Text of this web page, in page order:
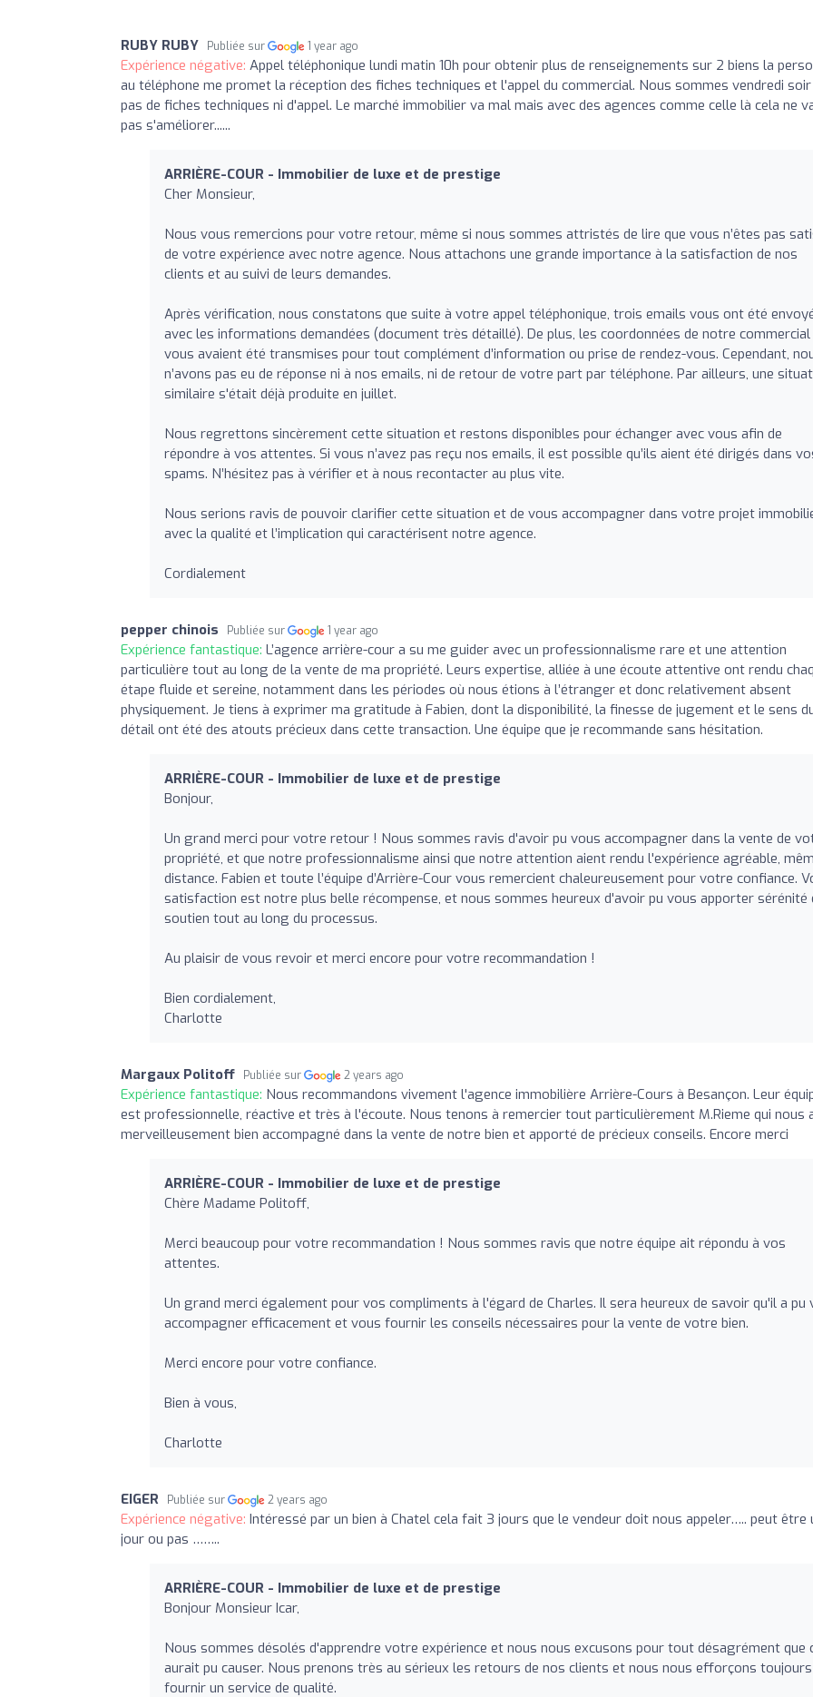
RUBY RUBY Publiée sur 1 year ago
Expérience négative: Appel téléphonique lundi matin 10h pour obtenir plus de renseignements sur 2 biens la
au téléphone me promet la réception des fiches techniques et l'appel du commercial. Nous sommes vendredi
pas de fiches techniques ni d'appel. Le marché immobilier va mal mais avec des agences comme celle là cela ne
pas s'améliorer......
ARRIÈRE-COUR - Immobilier de luxe et de prestige
Cher Monsieur,
Nous vous remercions pour votre retour, même si nous sommes attristés de lire que vous n’êtes pas
de votre expérience avec notre agence. Nous attachons une grande importance à la satisfaction de nos
clients et au suivi de leurs demandes.
Après vérification, nous constatons que suite à votre appel téléphonique, trois emails vous ont été
avec les informations demandées (document très détaillé). De plus, les coordonnées de notre commercial
vous avaient été transmises pour tout complément d’information ou prise de rendez-vous. Cependant,
n’avons pas eu de réponse ni à nos emails, ni de retour de votre part par téléphone. Par ailleurs, une
similaire s'était déjà produite en juillet.
Nous regrettons sincèrement cette situation et restons disponibles pour échanger avec vous afin de
répondre à vos attentes. Si vous n’avez pas reçu nos emails, il est possible qu’ils aient été dirigés dans
spams. N’hésitez pas à vérifier et à nous recontacter au plus vite.
Nous serions ravis de pouvoir clarifier cette situation et de vous accompagner dans votre projet
avec la qualité et l’implication qui caractérisent notre agence.
Cordialement
pepper chinois Publiée sur 1 year ago
Expérience fantastique: L’agence arrière-cour a su me guider avec un professionnalisme rare et une attention
particulière tout au long de la vente de ma propriété. Leurs expertise, alliée à une écoute attentive ont rendu
étape fluide et sereine, notamment dans les périodes où nous étions à l’étranger et donc relativement absent
physiquement. Je tiens à exprimer ma gratitude à Fabien, dont la disponibilité, la finesse de jugement et le sens
détail ont été des atouts précieux dans cette transaction. Une équipe que je recommande sans hésitation.
ARRIÈRE-COUR - Immobilier de luxe et de prestige
Bonjour,
Un grand merci pour votre retour ! Nous sommes ravis d'avoir pu vous accompagner dans la vente de
propriété, et que notre professionnalisme ainsi que notre attention aient rendu l'expérience agréable,
distance. Fabien et toute l’équipe d’Arrière-Cour vous remercient chaleureusement pour votre confiance.
satisfaction est notre plus belle récompense, et nous sommes heureux d'avoir pu vous apporter sérénité
soutien tout au long du processus.
Au plaisir de vous revoir et merci encore pour votre recommandation !
Bien cordialement,
Charlotte
Margaux Politoff Publiée sur 2 years ago
Expérience fantastique: Nous recommandons vivement l'agence immobilière Arrière-Cours à Besançon. Leur
est professionnelle, réactive et très à l'écoute. Nous tenons à remercier tout particulièrement M.Rieme qui nous
merveilleusement bien accompagné dans la vente de notre bien et apporté de précieux conseils. Encore merci
ARRIÈRE-COUR - Immobilier de luxe et de prestige
Chère Madame Politoff,
Merci beaucoup pour votre recommandation ! Nous sommes ravis que notre équipe ait répondu à vos
attentes.
Un grand merci également pour vos compliments à l'égard de Charles. Il sera heureux de savoir qu'il a pu
accompagner efficacement et vous fournir les conseils nécessaires pour la vente de votre bien.
Merci encore pour votre confiance.
Bien à vous,
Charlotte
EIGER Publiée sur 2 years ago
Expérience négative: Intéressé par un bien à Chatel cela fait 3 jours que le vendeur doit nous appeler….. peut être
jour ou pas ……..
ARRIÈRE-COUR - Immobilier de luxe et de prestige
Bonjour Monsieur Icar,
Nous sommes désolés d'apprendre votre expérience et nous nous excusons pour tout désagrément que
aurait pu causer. Nous prenons très au sérieux les retours de nos clients et nous nous efforçons
fournir un service de qualité.